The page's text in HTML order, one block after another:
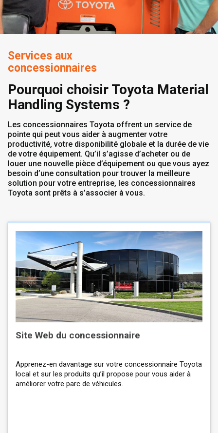
Services aux
concessionnaires
Pourquoi choisir Toyota Material
Handling Systems ?
Les concessionnaires Toyota offrent un service de
pointe qui peut vous aider à augmenter votre
productivité, votre disponibilité globale et la durée de vie
de votre équipement. Qu’il s’agisse d’acheter ou de
louer une nouvelle pièce d’équipement ou que vous ayez
besoin d’une consultation pour trouver la meilleure
solution pour votre entreprise, les concessionnaires
Toyota sont prêts à s’associer à vous.
Site Web du concessionnaire
Apprenez-en davantage sur votre concessionnaire Toyota
local et sur les produits qu’il propose pour vous aider à
améliorer votre parc de véhicules.